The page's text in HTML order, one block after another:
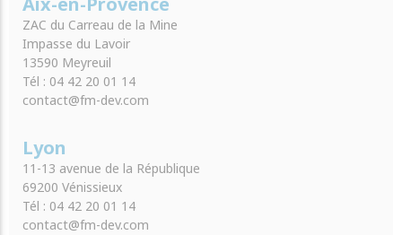
ZAC du Carreau de la Mine
Impasse du Lavoir
13590 Meyreuil
Tél : 04 42 20 01 14
contact@fm-dev.com
Lyon
11-13 avenue de la République
69200 Vénissieux
Tél : 04 42 20 01 14
contact@fm-dev.com